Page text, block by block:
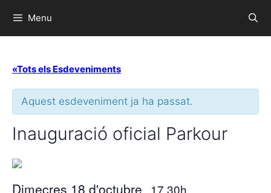
Menu
«Tots els Esdeveniments
Aquest esdeveniment ja ha passat.
Inauguració oficial Parkour
Dimecres 18 d'octubre , 17.30h